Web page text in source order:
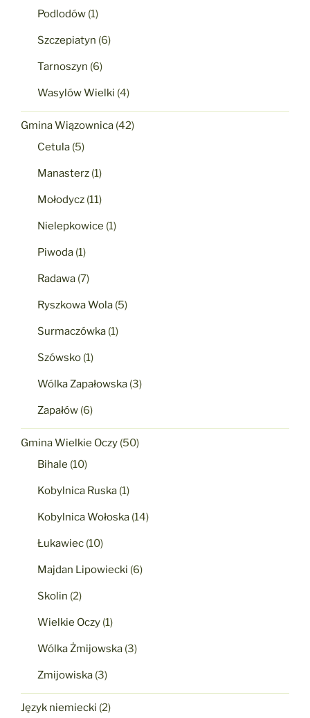
Podlodów (1)
Szczepiatyn (6)
Tarnoszyn (6)
Wasylów Wielki (4)
Gmina Wiązownica (42)
Cetula (5)
Manasterz (1)
Mołodycz (11)
Nielepkowice (1)
Piwoda (1)
Radawa (7)
Ryszkowa Wola (5)
Surmaczówka (1)
Szówsko (1)
Wólka Zapałowska (3)
Zapałów (6)
Gmina Wielkie Oczy (50)
Bihale (10)
Kobylnica Ruska (1)
Kobylnica Wołoska (14)
Łukawiec (10)
Majdan Lipowiecki (6)
Skolin (2)
Wielkie Oczy (1)
Wólka Żmijowska (3)
Zmijowiska (3)
Język niemiecki (2)